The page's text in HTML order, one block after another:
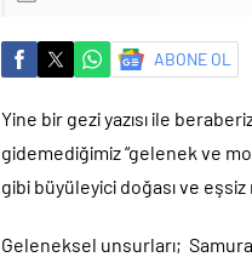
ABONE OL
Yine bir gezi yazısı ile
gidemediğimiz “gelenek ve
gibi büyüleyici doğası ve eşsiz
Geleneksel unsurları;